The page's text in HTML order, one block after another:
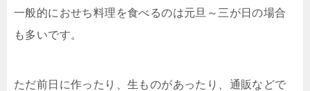
一般的におせち料理を食べるのは元旦～三が日の場合
も多いです。
ただ前日に作ったり、生ものがあったり、通販などで